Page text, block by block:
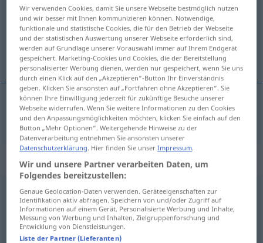
Übersicht aller Übersetzungen
(Für mehr Details die Übersetzung anklicken/antippen)
notable, considerable
notable,considerable erheblich
„erheblich“: Adverb
erheblichadv
Übersicht aller Übersetzungen
(Für mehr Details die Übersetzung anklicken/antippen)
Wir verwenden Cookies, damit Sie unsere Webseite bestmöglich nutzen
und wir besser mit Ihnen kommunizieren können. Notwendige,
funktionale und statistische Cookies, die für den Betrieb der Webseite
und der statistischen Auswertung unserer Webseite erforderlich sind,
werden auf Grundlage unserer Vorauswahl immer auf Ihrem Endgerät
gespeichert. Marketing-Cookies und Cookies, die der Bereitstellung
personalisierter Werbung dienen, werden nur gespeichert, wenn Sie uns
durch einen Klick auf den „Akzeptieren“-Button Ihr Einverständnis
geben. Klicken Sie ansonsten auf „Fortfahren ohne Akzeptieren“. Sie
können Ihre Einwilligung jederzeit für zukünftige Besuche unserer
Webseite widerrufen. Wenn Sie weitere Informationen zu den Cookies
und den Anpassungsmöglichkeiten möchten, klicken Sie einfach auf den
Button „Mehr Optionen“. Weitergehende Hinweise zu der
Datenverarbeitung entnehmen Sie ansonsten unserer
Datenschutzerklärung. Hier finden Sie unserImpressum.
Wir und unsere Partner verarbeiten Daten, um
Folgendes bereitzustellen:
Genaue Geolocation-Daten verwenden. Geräteeigenschaften zur
Identifikation aktiv abfragen. Speichern von und/oder Zugriff auf
Informationen auf einem Gerät. Personalisierte Werbung und Inhalte,
Messung von Werbung und Inhalten, Zielgruppenforschung und
Entwicklung von Dienstleistungen.
Liste der Partner (Lieferanten)